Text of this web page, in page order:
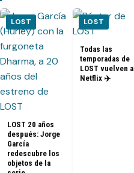
LOST
LOST 20 años
después: Jorge
García
redescubre los
objetos de la
LOST
Todas las
temporadas de
LOST vuelven a
Netflix ✈️